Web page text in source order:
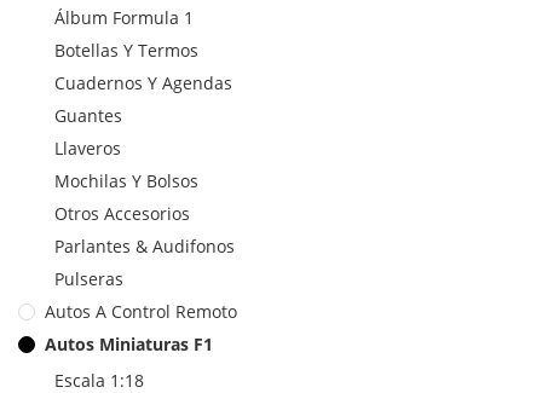
Álbum Formula 1
Botellas Y Termos
Cuadernos Y Agendas
Guantes
Llaveros
Mochilas Y Bolsos
Otros Accesorios
Parlantes & Audifonos
Pulseras
Autos A Control Remoto
Autos Miniaturas F1
Escala 1:18